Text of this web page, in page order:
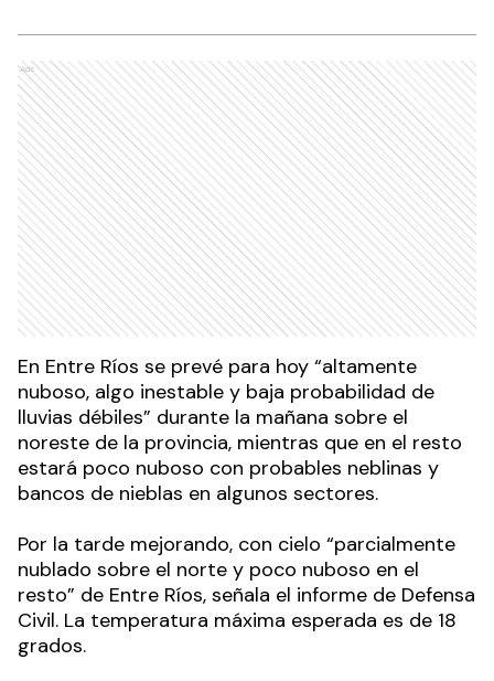
Ads
En Entre Ríos se prevé para hoy “altamente
nuboso, algo inestable y baja probabilidad de
lluvias débiles” durante la mañana sobre el
noreste de la provincia, mientras que en el resto
estará poco nuboso con probables neblinas y
bancos de nieblas en algunos sectores.
Por la tarde mejorando, con cielo “parcialmente
nublado sobre el norte y poco nuboso en el
resto” de Entre Ríos, señala el informe de Defensa
Civil. La temperatura máxima esperada es de 18
grados.